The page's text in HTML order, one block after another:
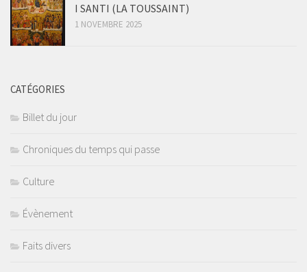
I SANTI (LA TOUSSAINT)
1 NOVEMBRE 2025
CATÉGORIES
Billet du jour
Chroniques du temps qui passe
Culture
Évènement
Faits divers